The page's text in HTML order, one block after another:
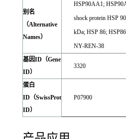
别名
（Alternative
Names）
HSP90AA1;
shock protein HSP
kDa; HSP 86;
NY-REN-38
基因ID（Gene
ID）
3320
蛋白
ID（SwissProt
ID）
P07900